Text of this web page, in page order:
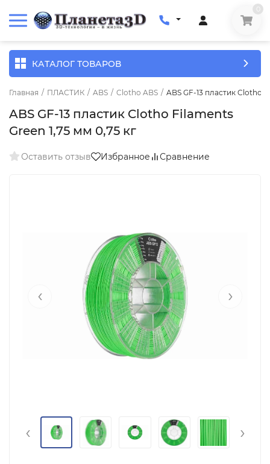
КАТАЛОГ ТОВАРОВ
Главная / ПЛАСТИК / ABS / Clotho ABS / ABS GF-13 пластик Clotho
ABS GF-13 пластик Clotho Filaments
Green 1,75 мм 0,75 кг
Оставить отзыв Избранное Сравнение
‹ ›
‹ ›